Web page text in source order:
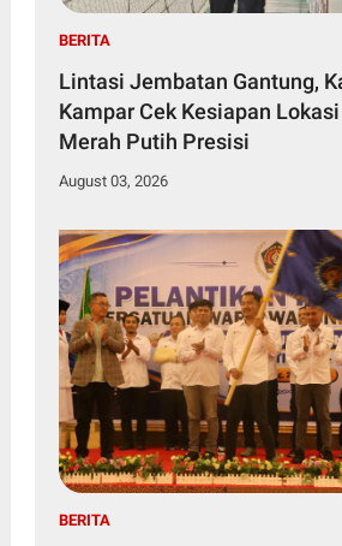
BERITA
Lintasi Jembatan Gantung,
Kampar Cek Kesiapan
Merah Putih Presisi
August 03, 2026
BERITA